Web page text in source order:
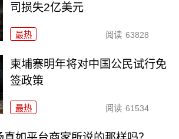
司损失2亿美元
最热 阅读 63828
柬埔寨明年将对中国公民试行免
签政策
最热 阅读 61534